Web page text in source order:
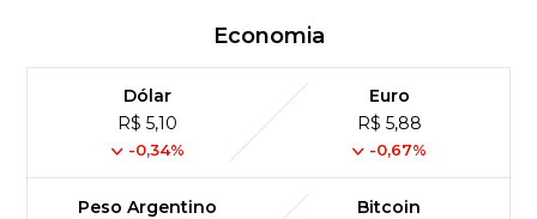
Economia
Dólar
R$ 5,10
-0,34%
Euro
R$ 5,88
-0,67%
Peso Argentino
Bitcoin